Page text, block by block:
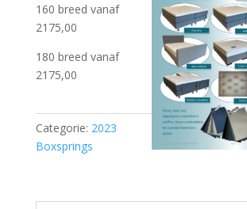
160 breed vanaf
2175,00
180 breed vanaf
2175,00
Categorie: 2023
Boxsprings